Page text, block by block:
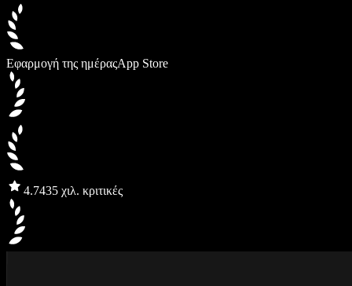
Εφαρμογή της ημέραςApp Store
4.7435 χιλ. κριτικές